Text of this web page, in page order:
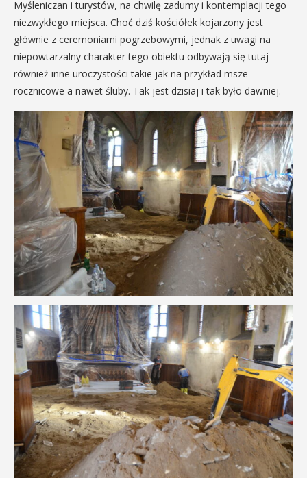
Myśleniczan i turystów, na chwilę zadumy i kontemplacji tego
niezwykłego miejsca. Choć dziś kościółek kojarzony jest
głównie z ceremoniami pogrzebowymi, jednak z uwagi na
niepowtarzalny charakter tego obiektu odbywają się tutaj
również inne uroczystości takie jak na przykład msze
rocznicowe a nawet śluby. Tak jest dzisiaj i tak było dawniej.